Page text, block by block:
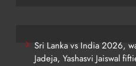
Sri Lanka vs India 2026,
Jadeja, Yashasvi Jaiswal